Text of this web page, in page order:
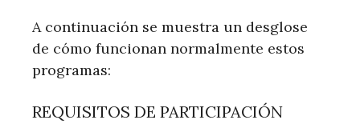
A continuación se muestra un desglose
de cómo funcionan normalmente estos
programas:
REQUISITOS DE PARTICIPACIÓN